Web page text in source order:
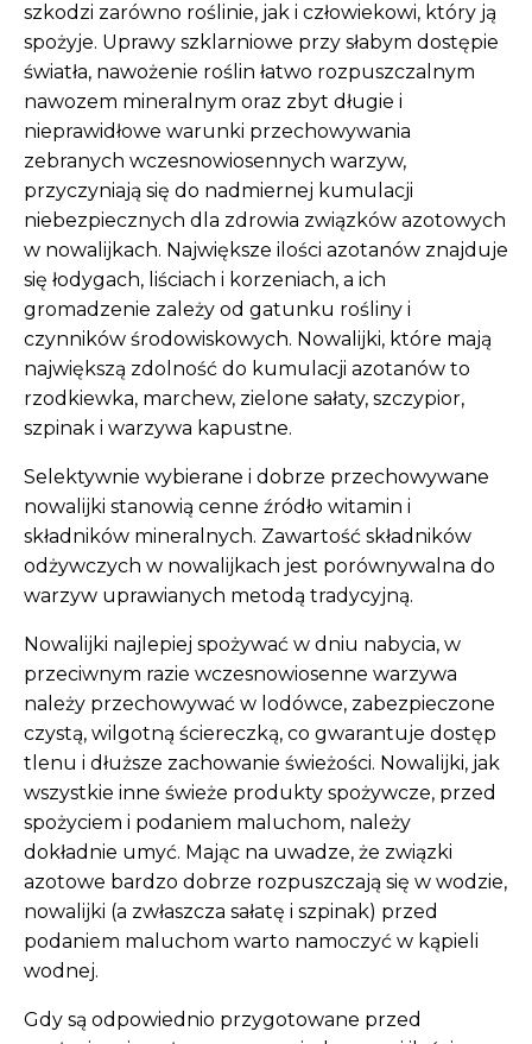
szkodzi zarówno roślinie, jak i człowiekowi, który ją
spożyje. Uprawy szklarniowe przy słabym dostępie
światła, nawożenie roślin łatwo rozpuszczalnym
nawozem mineralnym oraz zbyt długie i
nieprawidłowe warunki przechowywania
zebranych wczesnowiosennych warzyw,
przyczyniają się do nadmiernej kumulacji
niebezpiecznych dla zdrowia związków azotowych
w nowalijkach. Największe ilości azotanów znajduje
się łodygach, liściach i korzeniach, a ich
gromadzenie zależy od gatunku rośliny i
czynników środowiskowych. Nowalijki, które mają
największą zdolność do kumulacji azotanów to
rzodkiewka, marchew, zielone sałaty, szczypior,
szpinak i warzywa kapustne.
Selektywnie wybierane i dobrze przechowywane
nowalijki stanowią cenne źródło witamin i
składników mineralnych. Zawartość składników
odżywczych w nowalijkach jest porównywalna do
warzyw uprawianych metodą tradycyjną.
Nowalijki najlepiej spożywać w dniu nabycia, w
przeciwnym razie wczesnowiosenne warzywa
należy przechowywać w lodówce, zabezpieczone
czystą, wilgotną ściereczką, co gwarantuje dostęp
tlenu i dłuższe zachowanie świeżości. Nowalijki, jak
wszystkie inne świeże produkty spożywcze, przed
spożyciem i podaniem maluchom, należy
dokładnie umyć. Mając na uwadze, że związki
azotowe bardzo dobrze rozpuszczają się w wodzie,
nowalijki (a zwłaszcza sałatę i szpinak) przed
podaniem maluchom warto namoczyć w kąpieli
wodnej.
Gdy są odpowiednio przygotowane przed